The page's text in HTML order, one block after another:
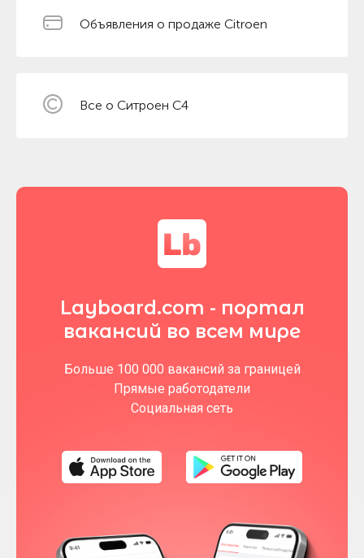
Объявления о продаже Citroen
Все о Ситроен С4
Layboard.com - портал
вакансий во всем мире
Больше 100 000 вакансий за границей
Прямые работодатели
Социальная сеть